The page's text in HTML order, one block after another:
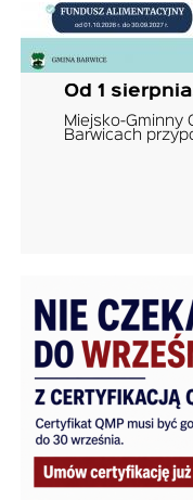
Od 1
Miejsko-Gminny
Barwicach